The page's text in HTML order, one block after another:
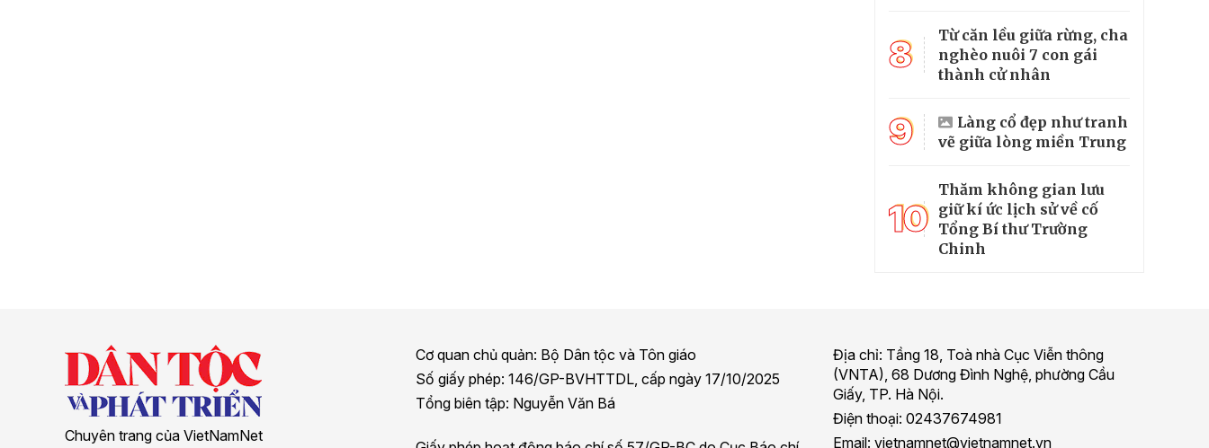
8
Từ căn lều giữa rừng, cha
nghèo nuôi 7 con gái
thành cử nhân
9
Làng cổ đẹp như tranh
vẽ giữa lòng miền Trung
10
Thăm không gian lưu
giữ kí ức lịch sử về cố
Tổng Bí thư Trường
Chinh
Chuyên trang của VietNamNet
Cơ quan chủ quản: Bộ Dân tộc và Tôn giáo
Số giấy phép: 146/GP-BVHTTDL, cấp ngày 17/10/2025
Tổng biên tập: Nguyễn Văn Bá
Địa chỉ: Tầng 18, Toà nhà Cục Viễn thông
(VNTA), 68 Dương Đình Nghệ, phường Cầu
Giấy, TP. Hà Nội.
Điện thoại: 02437674981
Email: vietnamnet@vietnamnet.vn